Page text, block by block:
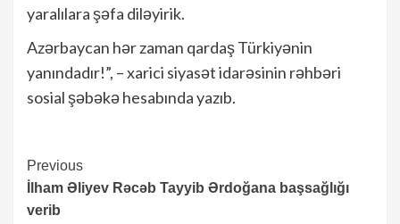
yaralılara şəfa diləyirik.
Azərbaycan hər zaman qardaş Türkiyənin
yanındadır!”, – xarici siyasət idarəsinin rəhbəri
sosial şəbəkə hesabında yazıb.
Continue
Reading
Previous
İlham Əliyev Rəcəb Tayyib Ərdoğana başsağlığı
verib